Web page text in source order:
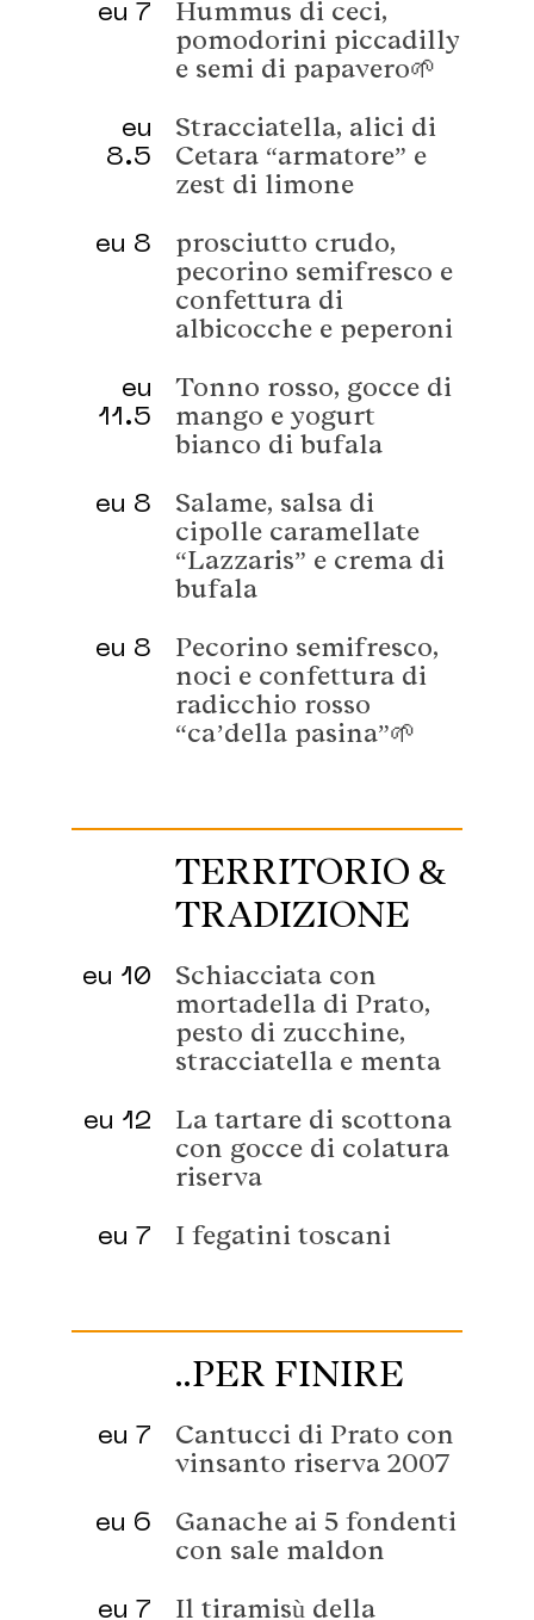
eu 7
Hummus di ceci,
pomodorini piccadilly
e semi di papavero🌱
eu
8.5
Stracciatella, alici di
Cetara “armatore” e
zest di limone
eu 8
prosciutto crudo,
pecorino semifresco e
confettura di
albicocche e peperoni
eu
11.5
Tonno rosso, gocce di
mango e yogurt
bianco di bufala
eu 8
Salame, salsa di
cipolle caramellate
“Lazzaris” e crema di
bufala
eu 8
Pecorino semifresco,
noci e confettura di
radicchio rosso
“ca’della pasina”🌱
TERRITORIO &
TRADIZIONE
eu 10
Schiacciata con
mortadella di Prato,
pesto di zucchine,
stracciatella e menta
eu 12
La tartare di scottona
con gocce di colatura
riserva
eu 7 I fegatini toscani
..PER FINIRE
eu 7
Cantucci di Prato con
vinsanto riserva 2007
eu 6
Ganache ai 5 fondenti
con sale maldon
eu 7 Il tiramisù della